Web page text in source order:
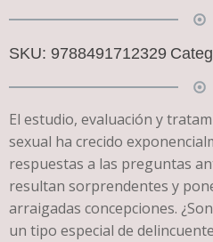
SKU: 9788491712329
El estudio, evaluación y
sexual ha crecido
respuestas a las preguntas
resultan sorprendentes y
arraigadas concepciones.
un tipo especial de